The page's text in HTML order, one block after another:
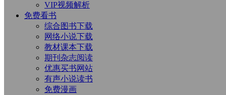
VIP视频解析
免费看书
综合图书下载
网络小说下载
教材课本下载
期刊杂志阅读
优惠买书网站
有声小说读书
免费漫画